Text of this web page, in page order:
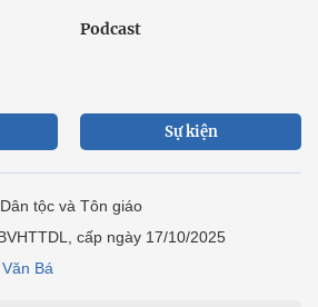
Podcast
Sự kiện
tộc và Tôn giáo
cấp ngày 17/10/2025
Bá